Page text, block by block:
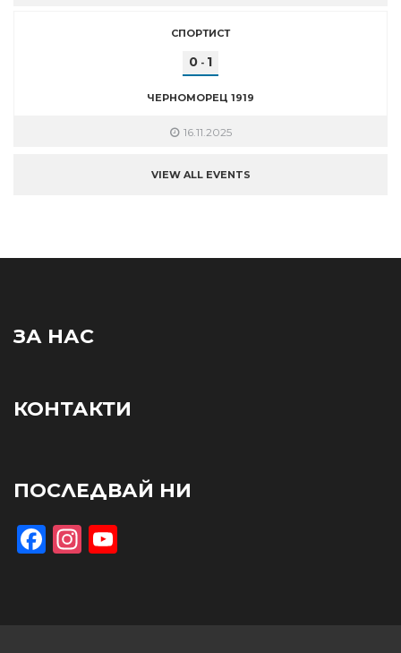
СПОРТИСТ
0 - 1
ЧЕРНОМОРЕЦ 1919
16.11.2025
VIEW ALL EVENTS
ЗА НАС
КОНТАКТИ
ПОСЛЕДВАЙ НИ
Facebook
Instagram